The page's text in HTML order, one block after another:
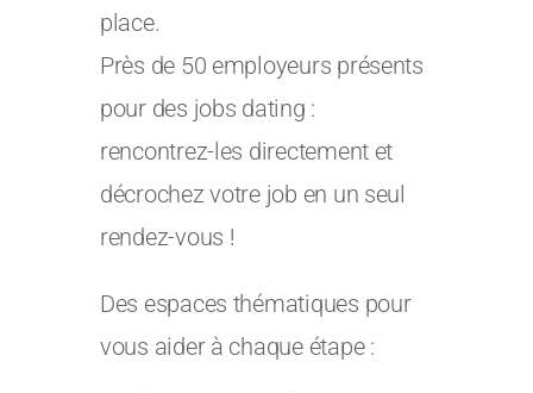
place.
Près de 50 employeurs présents
pour des jobs dating :
rencontrez-les directement et
décrochez votre job en un seul
rendez-vous !
Des espaces thématiques pour
vous aider à chaque étape :